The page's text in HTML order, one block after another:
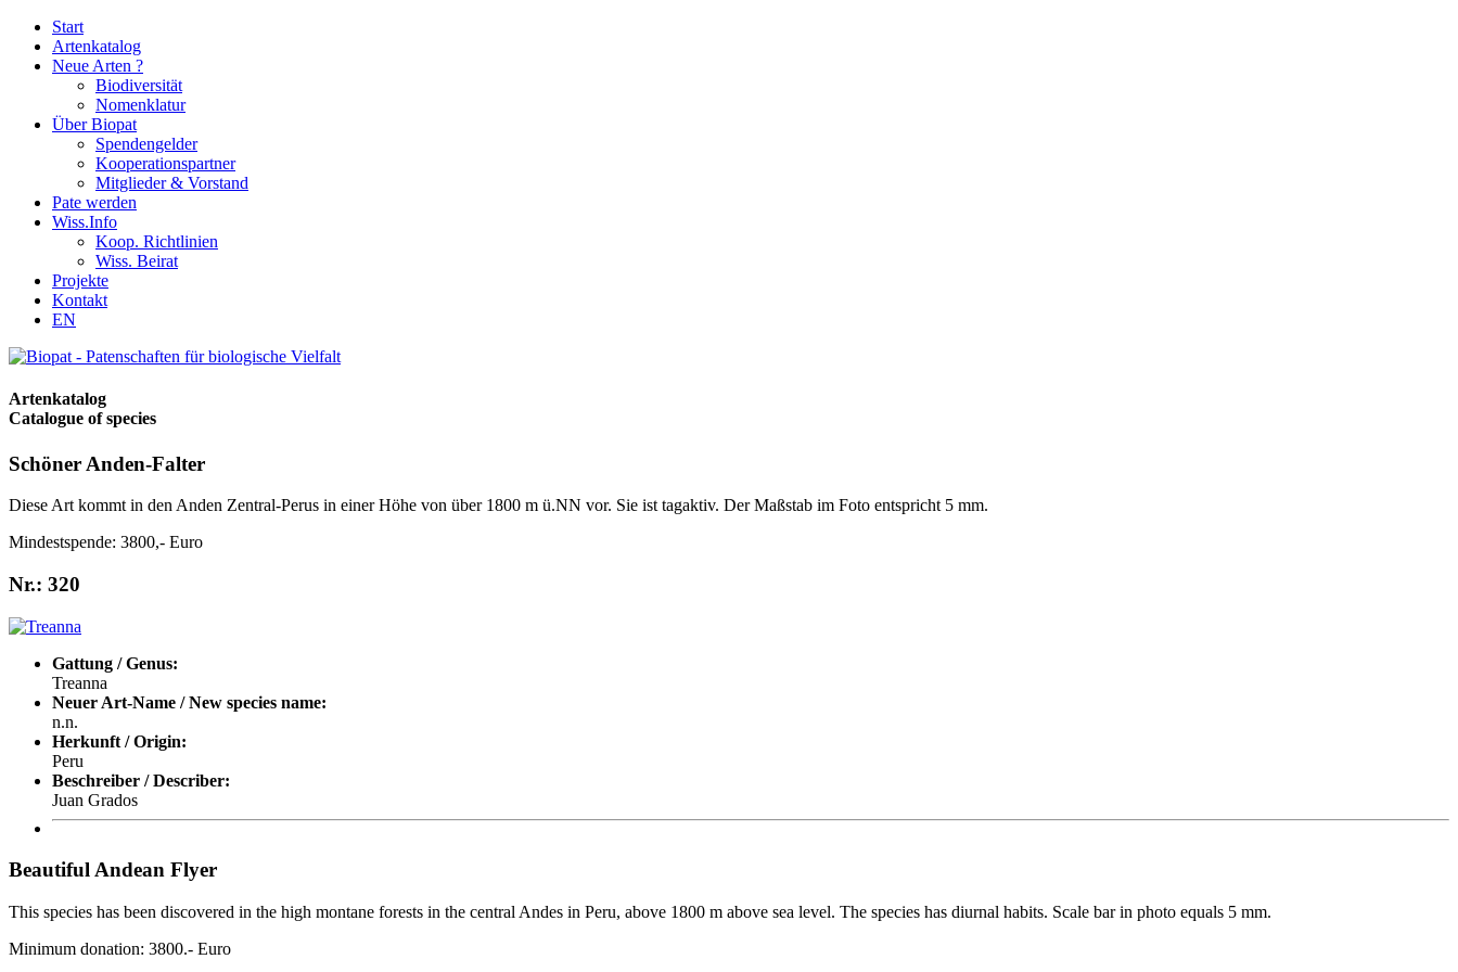
Start
Artenkatalog
Neue Arten ?
Biodiversität
Nomenklatur
Über Biopat
Spendengelder
Kooperationspartner
Mitglieder & Vorstand
Pate werden
Wiss.Info
Koop. Richtlinien
Wiss. Beirat
Projekte
Kontakt
EN
Artenkatalog
Catalogue of species
Schöner Anden-Falter
Diese Art kommt in den Anden Zentral-Perus in einer Höhe von über 1800 m ü.NN vor. Sie ist tagaktiv. Der Maßstab im Foto entspricht 5 mm.
Mindestspende: 3800,- Euro
Nr.: 320
Gattung / Genus:
Treanna
Neuer Art-Name / New species name:
n.n.
Herkunft / Origin:
Peru
Beschreiber / Describer:
Juan Grados
Beautiful Andean Flyer
This species has been discovered in the high montane forests in the central Andes in Peru, above 1800 m above sea level. The species has diurnal habits. Scale bar in photo equals 5 mm.
Minimum donation: 3800.- Euro